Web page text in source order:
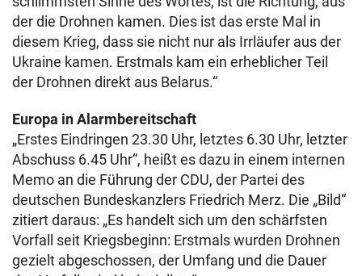
der die Drohnen kamen. Dies ist das erste Mal in
diesem Krieg, dass sie nicht nur als Irrläufer aus der
Ukraine kamen. Erstmals kam ein erheblicher Teil
der Drohnen direkt aus Belarus.“
Europa in Alarmbereitschaft
„Erstes Eindringen 23.30 Uhr, letztes 6.30 Uhr, letzter
Abschuss 6.45 Uhr“, heißt es dazu in einem internen
Memo an die Führung der CDU, der Partei des
deutschen Bundeskanzlers Friedrich Merz. Die „Bild“
zitiert daraus: „Es handelt sich um den schärfsten
Vorfall seit Kriegsbeginn: Erstmals wurden Drohnen
gezielt abgeschossen, der Umfang und die Dauer